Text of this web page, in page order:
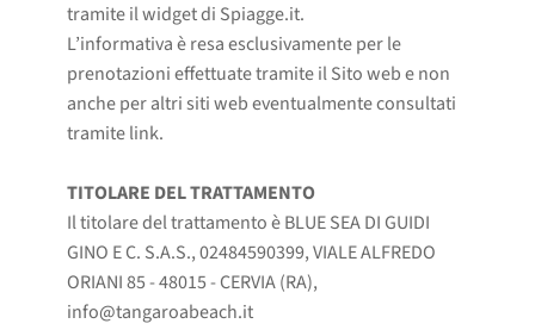
tramite il widget di Spiagge.it.
L’informativa è resa esclusivamente per le
prenotazioni effettuate tramite il Sito web e non
anche per altri siti web eventualmente consultati
tramite link.
TITOLARE DEL TRATTAMENTO
Il titolare del trattamento è BLUE SEA DI GUIDI
GINO E C. S.A.S., 02484590399, VIALE ALFREDO
ORIANI 85 - 48015 - CERVIA (RA),
info@tangaroabeach.it